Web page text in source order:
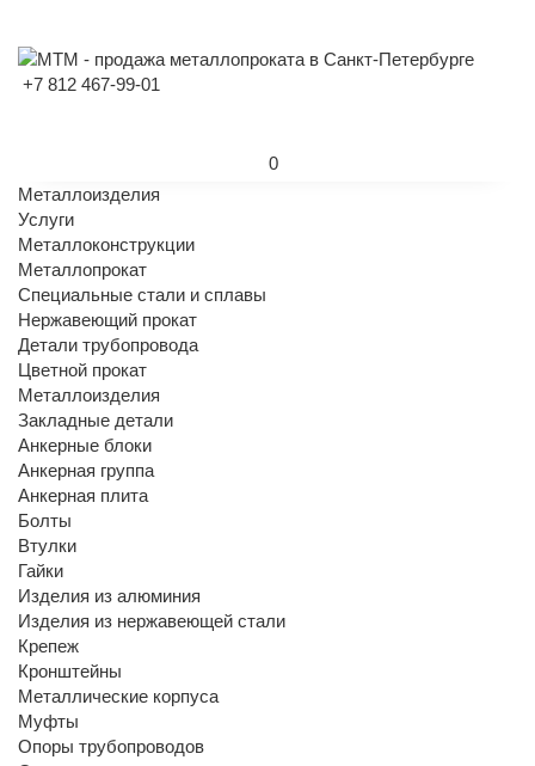
+7 812 467-99-01
0
Металлоизделия
Услуги
Металлоконструкции
Металлопрокат
Специальные стали и сплавы
Нержавеющий прокат
Детали трубопровода
Цветной прокат
Металлоизделия
Закладные детали
Анкерные блоки
Анкерная группа
Анкерная плита
Болты
Втулки
Гайки
Изделия из алюминия
Изделия из нержавеющей стали
Крепеж
Кронштейны
Металлические корпуса
Муфты
Опоры трубопроводов